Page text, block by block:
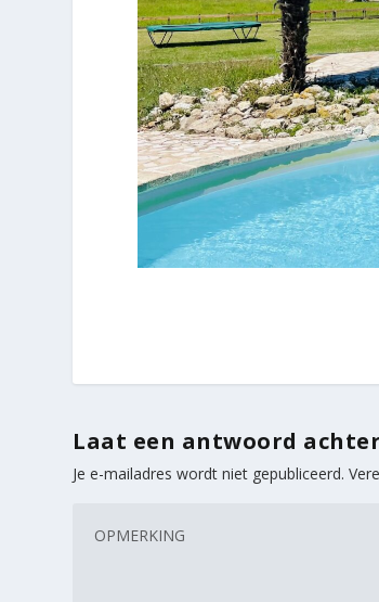
Laat een antwoord achter
Je e-mailadres wordt niet gepubliceerd.